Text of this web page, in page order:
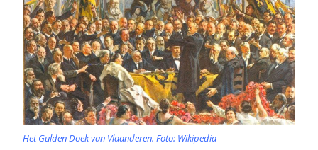
Het Gulden Doek van Vlaanderen. Foto: Wikipedia